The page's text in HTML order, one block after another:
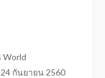
World
24 กันยายน 2560